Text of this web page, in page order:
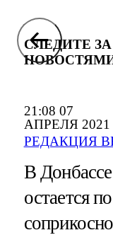
21:08 07
АПРЕЛЯ 2021
РЕДАКЦИЯ
СЛЕДИТЕ ЗА
В
остается